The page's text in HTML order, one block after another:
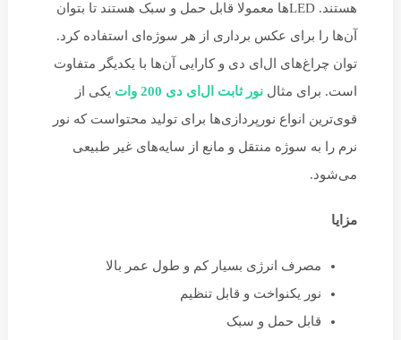
هستند. LEDها معمولا قابل حمل و سبک هستند تا بتوان
آن‌ها را برای عکس برداری از هر سوژه‌ای استفاده کرد.
توان چراغ‌های ال‌ای دی و کارایی آن‌ها با یکدیگر متفاوت
است. برای مثال نور ثابت ال‌ای دی 200 وات
یکی از
قوی‌ترین انواع نورپردازی‌ها برای تولید محتواست که نور
نرم را به سوژه منتقل و مانع از سایه‌های غیر طبیعی
می‌شود.
مزایا
مصرف انرژی بسیار کم و طول عمر بالا
نور یکنواخت و قابل تنظیم
قابل حمل و سبک